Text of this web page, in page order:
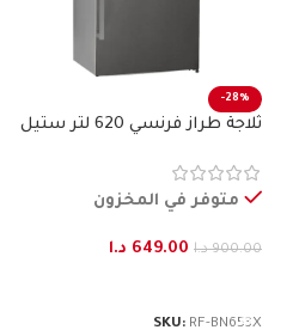
-28%
ثلاجة طراز فرنسي 620 لتر ستيل
متوفر في المخزون
900.00 د.ا 649.00 د.ا
SKU: RF-BN653X